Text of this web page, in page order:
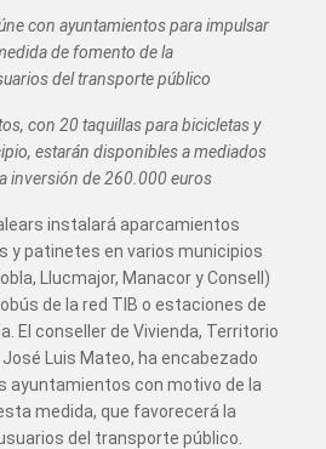
con ayuntamientos para impulsar
de fomento de la
del transporte público
con 20 taquillas para bicicletas y
estarán disponibles a mediados
inversión de 260.000 euros
instalará aparcamientos
y patinetes en varios municipios
Llucmajor, Manacor y Consell)
de la red TIB o estaciones de
El conseller de Vivienda, Territorio
José Luis Mateo, ha encabezado
ayuntamientos con motivo de la
medida, que favorecerá la
del transporte público.